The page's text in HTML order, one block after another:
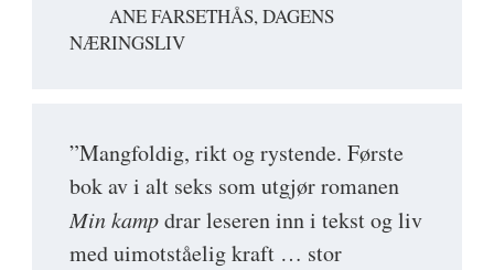
ANE FARSETHÅS, DAGENS
NÆRINGSLIV
”Mangfoldig, rikt og rystende. Første
bok av i alt seks som utgjør romanen
Min kampdrar leseren inn i tekst og liv
med uimotståelig kraft … stor